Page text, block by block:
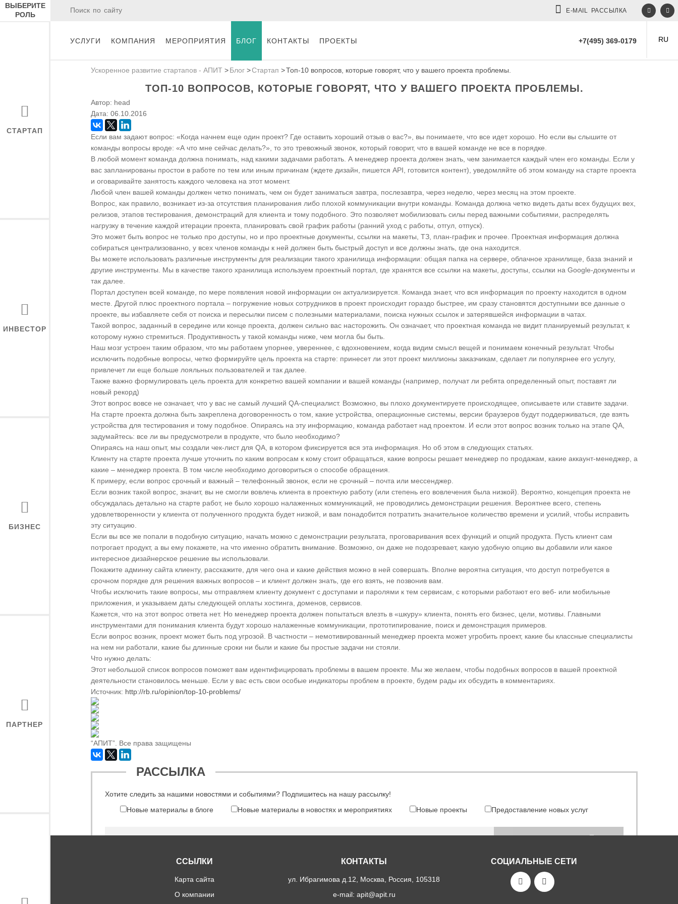
ВЫБЕРИТЕ
РОЛЬ
СТАРТАП
ИНВЕСТОР
БИЗНЕС
ПАРТНЕР
E-MAIL РАССЫЛКА
УСЛУГИ КОМПАНИЯ МЕРОПРИЯТИЯ БЛОГ КОНТАКТЫ ПРОЕКТЫ RU
+7(495) 369-0179
Ускоренное развитие стартапов - АПИТ Блог Стартап Топ-10 вопросов, которые говорят, что у вашего проекта проблемы.
ТОП-10 ВОПРОСОВ, КОТОРЫЕ ГОВОРЯТ, ЧТО У ВАШЕГО ПРОЕКТА ПРОБЛЕМЫ.
Автор: head
Дата: 06.10.2016
Если вам задают вопрос: «Когда начнем еще один проект? Где оставить хороший отзыв о вас?», вы понимаете, что все идет хорошо. Но если вы слышите от
команды вопросы вроде: «А что мне сейчас делать?», то это тревожный звонок, который говорит, что в вашей команде не все в порядке.
В любой момент команда должна понимать, над какими задачами работать. А менеджер проекта должен знать, чем занимается каждый член его команды. Если у
вас запланированы простои в работе по тем или иным причинам (ждете дизайн, пишется API, готовится контент), уведомляйте об этом команду на старте проекта
и оговаривайте занятость каждого человека на этот момент.
Любой член вашей команды должен четко понимать, чем он будет заниматься завтра, послезавтра, через неделю, через месяц на этом проекте.
Вопрос, как правило, возникает из-за отсутствия планирования либо плохой коммуникации внутри команды. Команда должна четко видеть даты всех будущих вех,
релизов, этапов тестирования, демонстраций для клиента и тому подобного. Это позволяет мобилизовать силы перед важными событиями, распределять
нагрузку в течение каждой итерации проекта, планировать свой график работы (ранний уход с работы, отгул, отпуск).
Это может быть вопрос не только про доступы, но и про проектные документы, ссылки на макеты, ТЗ, план-график и прочее. Проектная информация должна
собираться централизованно, у всех членов команды к ней должен быть быстрый доступ и все должны знать, где она находится.
Вы можете использовать различные инструменты для реализации такого хранилища информации: общая папка на сервере, облачное хранилище, база знаний и
другие инструменты. Мы в качестве такого хранилища используем проектный портал, где хранятся все ссылки на макеты, доступы, ссылки на Google-документы и
так далее.
Портал доступен всей команде, по мере появления новой информации он актуализируется. Команда знает, что вся информация по проекту находится в одном
месте. Другой плюс проектного портала – погружение новых сотрудников в проект происходит гораздо быстрее, им сразу становятся доступными все данные о
проекте, вы избавляете себя от поиска и пересылки писем с полезными материалами, поиска нужных ссылок и затерявшейся информации в чатах.
Такой вопрос, заданный в середине или конце проекта, должен сильно вас насторожить. Он означает, что проектная команда не видит планируемый результат, к
которому нужно стремиться. Продуктивность у такой команды ниже, чем могла бы быть.
Наш мозг устроен таким образом, что мы работаем упорнее, увереннее, с вдохновением, когда видим смысл вещей и понимаем конечный результат. Чтобы
исключить подобные вопросы, четко формируйте цель проекта на старте: принесет ли этот проект миллионы заказчикам, сделает ли популярнее его услугу,
привлечет ли еще больше лояльных пользователей и так далее.
Также важно формулировать цель проекта для конкретно вашей компании и вашей команды (например, получат ли ребята определенный опыт, поставят ли
новый рекорд)
Этот вопрос вовсе не означает, что у вас не самый лучший QA-специалист. Возможно, вы плохо документируете происходящее, описываете или ставите задачи.
На старте проекта должна быть закреплена договоренность о том, какие устройства, операционные системы, версии браузеров будут поддерживаться, где взять
устройства для тестирования и тому подобное. Опираясь на эту информацию, команда работает над проектом. И если этот вопрос возник только на этапе QA,
задумайтесь: все ли вы предусмотрели в продукте, что было необходимо?
Опираясь на наш опыт, мы создали чек-лист для QA, в котором фиксируется вся эта информация. Но об этом в следующих статьях.
Клиенту на старте проекта лучше уточнить по каким вопросам к кому стоит обращаться, какие вопросы решает менеджер по продажам, какие аккаунт-менеджер, а
какие – менеджер проекта. В том числе необходимо договориться о способе обращения.
К примеру, если вопрос срочный и важный – телефонный звонок, если не срочный – почта или мессенджер.
Если возник такой вопрос, значит, вы не смогли вовлечь клиента в проектную работу (или степень его вовлечения была низкой). Вероятно, концепция проекта не
обсуждалась детально на старте работ, не было хорошо налаженных коммуникаций, не проводились демонстрации решения. Вероятнее всего, степень
удовлетворенности у клиента от полученного продукта будет низкой, и вам понадобится потратить значительное количество времени и усилий, чтобы исправить
эту ситуацию.
Если вы все же попали в подобную ситуацию, начать можно с демонстрации результата, проговаривания всех функций и опций продукта. Пусть клиент сам
потрогает продукт, а вы ему покажете, на что именно обратить внимание. Возможно, он даже не подозревает, какую удобную опцию вы добавили или какое
интересное дизайнерское решение вы использовали.
Покажите админку сайта клиенту, расскажите, для чего она и какие действия можно в ней совершать. Вполне вероятна ситуация, что доступ потребуется в
срочном порядке для решения важных вопросов – и клиент должен знать, где его взять, не позвонив вам.
Чтобы исключить такие вопросы, мы отправляем клиенту документ с доступами и паролями к тем сервисам, с которыми работают его веб- или мобильные
приложения, и указываем даты следующей оплаты хостинга, доменов, сервисов.
Кажется, что на этот вопрос ответа нет. Но менеджер проекта должен попытаться влезть в «шкуру» клиента, понять его бизнес, цели, мотивы. Главными
инструментами для понимания клиента будут хорошо налаженные коммуникации, прототипирование, поиск и демонстрация примеров.
Если вопрос возник, проект может быть под угрозой. В частности – немотивированный менеджер проекта может угробить проект, какие бы классные специалисты
на нем ни работали, какие бы длинные сроки ни были и какие бы простые задачи ни стояли.
Что нужно делать:
Этот небольшой список вопросов поможет вам идентифицировать проблемы в вашем проекте. Мы же желаем, чтобы подобных вопросов в вашей проектной
деятельности становилось меньше. Если у вас есть свои особые индикаторы проблем в проекте, будем рады их обсудить в комментариях.
Источник: http://rb.ru/opinion/top-10-problems/
“АПИТ”. Все права защищены
РАССЫЛКА
Хотите следить за нашими новостями и событиями? Подпишитесь на нашу рассылку!
Новые материалы в блоге
Новые материалы в новостях и мероприятиях Новые проекты Предоставление новых услуг
Соглашаюсь на обработку персональных данных согласно политики конфиденциальности
ССЫЛКИ
Карта сайта
О компании
КОНТАКТЫ
ул. Ибрагимова д.12, Москва, Россия, 105318
e-mail: apit@apit.ru
СОЦИАЛЬНЫЕ СЕТИ